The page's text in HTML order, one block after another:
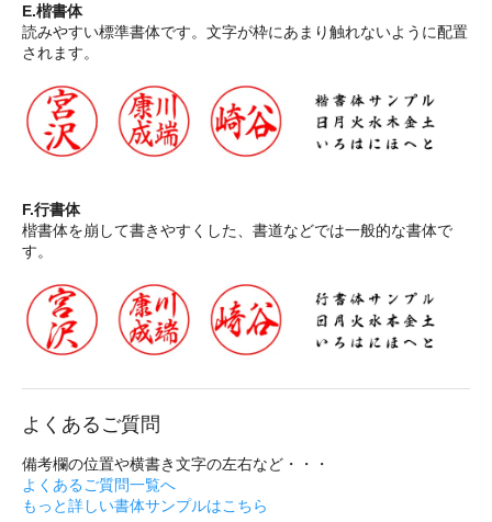
E.楷書体
読みやすい標準書体です。文字が枠にあまり触れないように配置
されます。
F.行書体
楷書体を崩して書きやすくした、書道などでは一般的な書体で
す。
よくあるご質問
備考欄の位置や横書き文字の左右など・・・
よくあるご質問一覧へ
もっと詳しい書体サンプルはこちら